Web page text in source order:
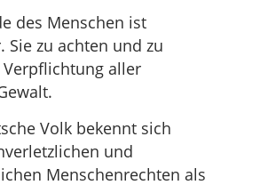
des Menschen ist
Sie zu achten und zu
aller
Volk bekennt sich
und
Menschenrechten als